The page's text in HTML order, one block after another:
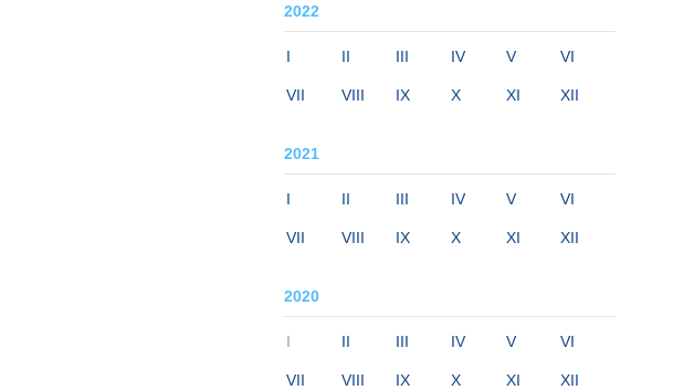
2022
I II III IV V VI
VII VIII IX X XI XII
2021
I II III IV V VI
VII VIII IX X XI XII
2020
I II III IV V VI
VII VIII IX X XI XII